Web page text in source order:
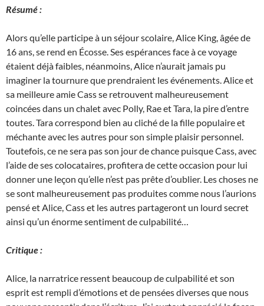
Résumé :
Alors qu’elle participe à un séjour scolaire, Alice King, âgée de
16 ans, se rend en Écosse. Ses espérances face à ce voyage
étaient déjà faibles, néanmoins, Alice n’aurait jamais pu
imaginer la tournure que prendraient les événements. Alice et
sa meilleure amie Cass se retrouvent malheureusement
coincées dans un chalet avec Polly, Rae et Tara, la pire d’entre
toutes. Tara correspond bien au cliché de la fille populaire et
méchante avec les autres pour son simple plaisir personnel.
Toutefois, ce ne sera pas son jour de chance puisque Cass, avec
l’aide de ses colocataires, profitera de cette occasion pour lui
donner une leçon qu’elle n’est pas prête d’oublier. Les choses ne
se sont malheureusement pas produites comme nous l’aurions
pensé et Alice, Cass et les autres partageront un lourd secret
ainsi qu’un énorme sentiment de culpabilité…
Critique :
Alice, la narratrice ressent beaucoup de culpabilité et son
esprit est rempli d’émotions et de pensées diverses que nous